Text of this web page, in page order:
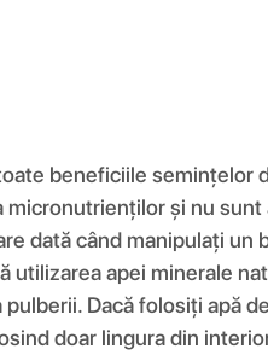
beneficiile semințelor
micronutrienților și nu
dată când manipulați
utilizarea apei minerale
Dacă folosiți apă
doar lingura din